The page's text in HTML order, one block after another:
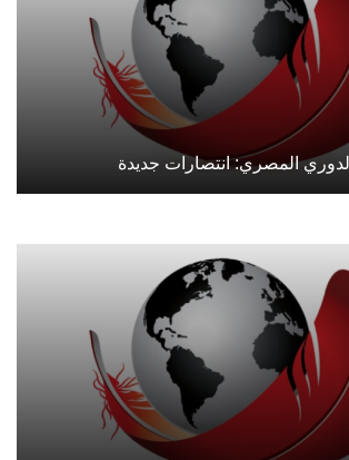
المصري: انتصارات جديدة